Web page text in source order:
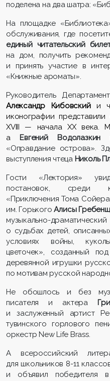
поделена на два шатра:
На площадке
обслуживания, где
единый читательский
на дом, получить
и принять участие в
«Книжные ароматы».
Руководитель
Александр Кибовскийи
иконографии
XVIII —
начала XX века.
а Евгений Водолазкин
«Оправдание острова».
выступления чтеца Николь
Гости «Лектория»
постановок, среди
«Приключения Тома
им. ГорькогоАлисы
музыкально-
о судьбах детей,
условиях войны,
цветочек», созданный
деревянной игрушки
по мотивам русской
Не обошлось и без
писателя и актера
и заслуженный артист
тувинского горлового
оркестр New Life Brass.
А всероссийский
для школьников 8-11
и объявил победителя